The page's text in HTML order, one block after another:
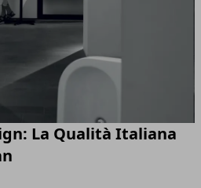
La Qualità Italiana